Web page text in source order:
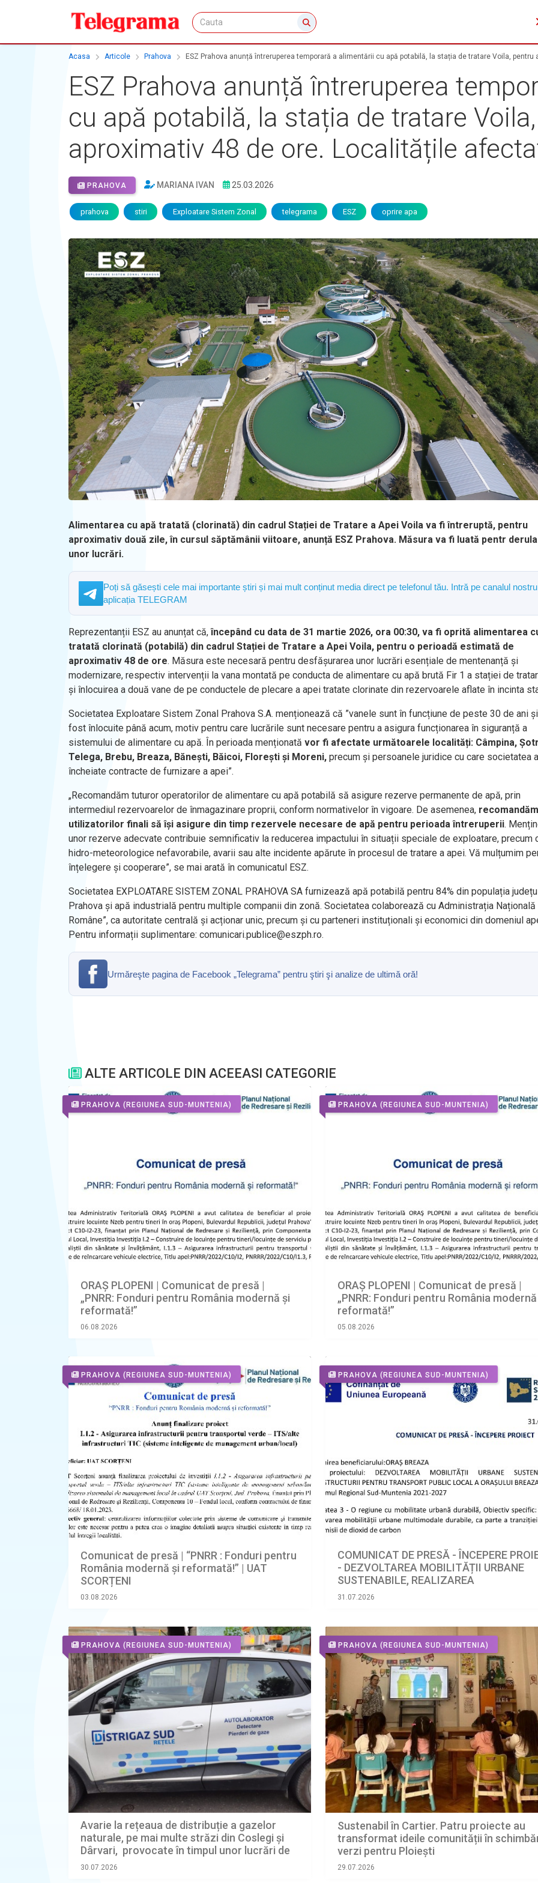
Acasa Articole Prahova ESZ Prahova anunță întreruperea temporară a alimentării cu apă potabilă, la stația de tratare Voila,
ESZ Prahova anunță întreruperea
cu apă potabilă, la stația de tratare
aproximativ 48 de ore. Localitățile
PRAHOVA MARIANA IVAN 25.03.2026
prahova stiri Exploatare Sistem Zonal telegrama ESZ oprire apa
Alimentarea cu apă tratată (clorinată) din cadrul Stației de Tratare a Apei Voila va fi întreruptă, pentru
aproximativ două zile, în cursul săptămânii viitoare, anunță ESZ Prahova. Măsura va fi luată pentr
unor lucrări.
Poți să găsești cele mai importante știri și mai mult conținut media direct pe telefonul tău. Intră pe canalul
aplicația TELEGRAM
Reprezentanții ESZ au anunțat că,începând cu data de 31 martie 2026, ora 00:30, va fi oprită alimentarea
tratată clorinată (potabilă) din cadrul Stației de Tratare a Apei Voila, pentru o perioadă estimată de
aproximativ 48 de ore. Măsura este necesară pentru desfășurarea unor lucrări esențiale de mentenanță și
modernizare, respectiv intervenții la vana montată pe conducta de alimentare cu apă brută Fir 1 a stației de
și înlocuirea a două vane de pe conductele de plecare a apei tratate clorinate din rezervoarele aflate în incinta
Societatea Exploatare Sistem Zonal Prahova S.A. menționează că ”vanele sunt în funcțiune de peste 30 de ani
fost înlocuite până acum, motiv pentru care lucrările sunt necesare pentru a asigura funcționarea în siguranță a
sistemului de alimentare cu apă. În perioada menționată vor fi afectate următoarele localități: Câmpina,
Telega, Brebu, Breaza, Bănești, Băicoi, Florești și Moreni, precum și persoanele juridice cu care societatea
încheiate contracte de furnizare a apei”.
„Recomandăm tuturor operatorilor de alimentare cu apă potabilă să asigure rezerve permanente de apă, prin
intermediul rezervoarelor de înmagazinare proprii, conform normativelor în vigoare. De asemenea, recomandăm
utilizatorilor finali să își asigure din timp rezervele necesare de apă pentru perioada întreruperii.
unor rezerve adecvate contribuie semnificativ la reducerea impactului în situații speciale de exploatare, precum
hidro-meteorologice nefavorabile, avarii sau alte incidente apărute în procesul de tratare a apei. Vă mulțumim
înțelegere și cooperare”, se mai arată în comunicatul ESZ.
Societatea EXPLOATARE SISTEM ZONAL PRAHOVA SA furnizează apă potabilă pentru 84% din populația
Prahova și apă industrială pentru multiple companii din zonă. Societatea colaborează cu Administrația Națională
Române”, ca autoritate centrală și acționar unic, precum și cu parteneri instituționali și economici din domeniul
Pentru informații suplimentare: comunicari.publice@eszph.ro.
Urmăreşte pagina de Facebook „Telegrama” pentru ştiri şi analize de ultimă oră!
ALTE ARTICOLE DIN ACEEASI CATEGORIE
PRAHOVA (REGIUNEA SUD-MUNTENIA)
ORAŞ PLOPENI | Comunicat de presă |
„PNRR: Fonduri pentru România modernă și
reformată!”
06.08.2026
PRAHOVA (REGIUNEA SUD-MUNTENIA)
ORAŞ PLOPENI | Comunicat de presă |
„PNRR: Fonduri pentru România
reformată!”
05.08.2026
PRAHOVA (REGIUNEA SUD-MUNTENIA)
Comunicat de presă | “PNRR : Fonduri pentru
România modernă şi reformată!” | UAT
SCORȚENI
03.08.2026
PRAHOVA (REGIUNEA SUD-MUNTENIA)
COMUNICAT DE PRESĂ - ÎNCEPERE
- DEZVOLTAREA MOBILITĂȚII URBANE
SUSTENABILE, REALIZAREA
INFRASTRUCTURII PENTRU TRANSPORT
2027
31.07.2026
PRAHOVA (REGIUNEA SUD-MUNTENIA)
Avarie la rețeaua de distribuție a gazelor
naturale, pe mai multe străzi din Coslegi și
Dârvari, provocate în timpul unor lucrări de
terasamente
30.07.2026
PRAHOVA (REGIUNEA SUD-MUNTENIA)
Sustenabil în Cartier. Patru proiecte au
transformat ideile comunității în
verzi pentru Ploiești
29.07.2026